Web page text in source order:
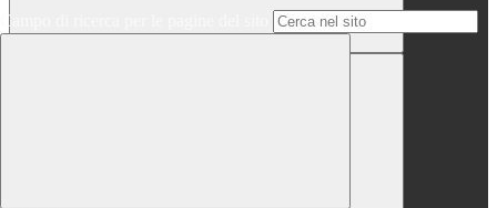
Campo di ricerca per le pagine del sito